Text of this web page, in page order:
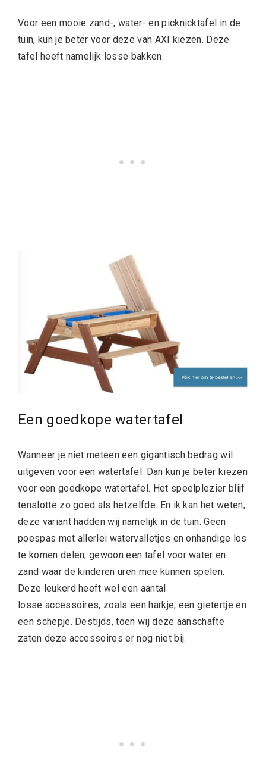
Voor een mooie zand-, water- en picknicktafel in de
tuin, kun je beter voor deze van AXI kiezen. Deze
tafel heeft namelijk losse bakken.
Een goedkope watertafel
Wanneer je niet meteen een gigantisch bedrag wil
uitgeven voor een watertafel. Dan kun je beter kiezen
voor een goedkope watertafel. Het speelplezier blijf
tenslotte zo goed als hetzelfde. En ik kan het weten,
deze variant hadden wij namelijk in de tuin. Geen
poespas met allerlei watervalletjes en onhandige los
te komen delen, gewoon een tafel voor water en
zand waar de kinderen uren mee kunnen spelen.
Deze leukerd heeft wel een aantal
losse accessoires, zoals een harkje, een gietertje en
een schepje. Destijds, toen wij deze aanschafte
zaten deze accessoires er nog niet bij.